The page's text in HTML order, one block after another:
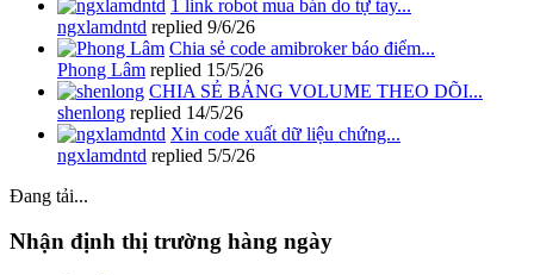
1 link robot mua bán do tự tay...
ngxlamdntd replied 9/6/26
Chia sẻ code amibroker báo điểm...
Phong Lâm replied 15/5/26
CHIA SẺ BẢNG VOLUME THEO DÕI...
shenlong replied 14/5/26
Xin code xuất dữ liệu chứng...
ngxlamdntd replied 5/5/26
Đang tải...
Nhận định thị trường hàng ngày